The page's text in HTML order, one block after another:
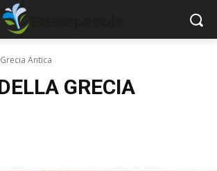
Antica
GRECIA